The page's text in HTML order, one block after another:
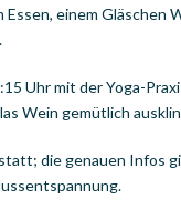
einem
Uhr mit der Yoga-
Wein gemütlich
die genauen Infos